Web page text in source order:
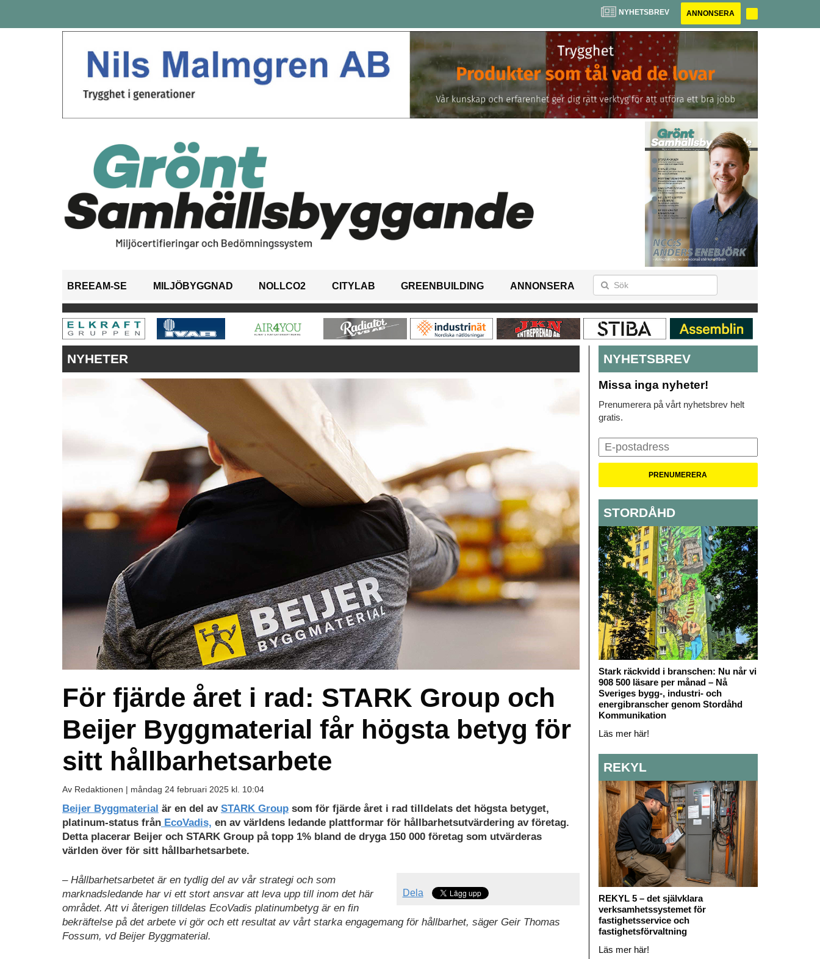
NYHETSBREV ANNONSERA
BREEAM-SE MILJÖBYGGNAD NOLLCO2 CITYLAB GREENBUILDING ANNONSERA
NYHETER
För fjärde året i rad: STARK Group och
Beijer Byggmaterial får högsta betyg för
sitt hållbarhetsarbete
Av Redaktionen | måndag 24 februari 2025 kl. 10:04
Beijer Byggmaterial är en del av STARK Group som för fjärde året i rad tilldelats det högsta betyget,
platinum-status från EcoVadis, en av världens ledande plattformar för hållbarhetsutvärdering av företag.
Detta placerar Beijer och STARK Group på topp 1% bland de dryga 150 000 företag som utvärderas
världen över för sitt hållbarhetsarbete.
Dela
– Hållbarhetsarbetet är en tydlig del av vår strategi och som
marknadsledande har vi ett stort ansvar att leva upp till inom det här
området. Att vi återigen tilldelas EcoVadis platinumbetyg är en fin
bekräftelse på det arbete vi gör och ett resultat av vårt starka engagemang för hållbarhet, säger Geir Thomas
Fossum, vd Beijer Byggmaterial.
NYHETSBREV
Missa inga nyheter!
Prenumerera på vårt nyhetsbrev helt
gratis.
STORDÅHD
Stark räckvidd i branschen: Nu når vi
908 500 läsare per månad – Nå
Sveriges bygg-, industri- och
energibranscher genom Stordåhd
Kommunikation
Läs mer här!
REKYL
REKYL 5 – det självklara
verksamhetssystemet för
fastighetsservice och
fastighetsförvaltning
Läs mer här!